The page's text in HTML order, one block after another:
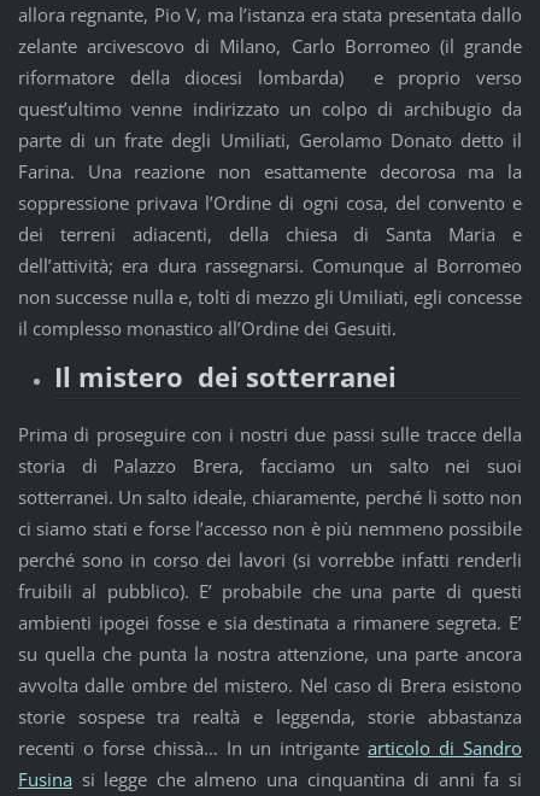
allora regnante, Pio V, ma l’istanza era stata presentata dallo
zelante arcivescovo di Milano, Carlo Borromeo (il grande
riformatore della diocesi lombarda) e proprio verso
quest’ultimo venne indirizzato un colpo di archibugio da
parte di un frate degli Umiliati, Gerolamo Donato detto il
Farina. Una reazione non esattamente decorosa ma la
soppressione privava l’Ordine di ogni cosa, del convento e
dei terreni adiacenti, della chiesa di Santa Maria e
dell’attività; era dura rassegnarsi. Comunque al Borromeo
non successe nulla e, tolti di mezzo gli Umiliati, egli concesse
il complesso monastico all’Ordine dei Gesuiti.
Il mistero dei sotterranei
Prima di proseguire con i nostri due passi sulle tracce della
storia di Palazzo Brera, facciamo un salto nei suoi
sotterranei. Un salto ideale, chiaramente, perché lì sotto non
ci siamo stati e forse l’accesso non è più nemmeno possibile
perché sono in corso dei lavori (si vorrebbe infatti renderli
fruibili al pubblico). E’ probabile che una parte di questi
ambienti ipogei fosse e sia destinata a rimanere segreta. E’
su quella che punta la nostra attenzione, una parte ancora
avvolta dalle ombre del mistero. Nel caso di Brera esistono
storie sospese tra realtà e leggenda, storie abbastanza
recenti o forse chissà… In un intrigantearticolo di Sandro
Fusina si legge che almeno una cinquantina di anni fa si